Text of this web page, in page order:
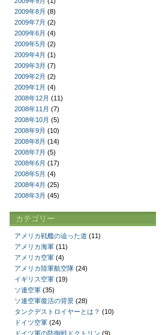
2009年8月 (8)
2009年7月 (2)
2009年6月 (4)
2009年5月 (2)
2009年4月 (1)
2009年3月 (7)
2009年2月 (2)
2009年1月 (4)
2008年12月 (11)
2008年11月 (7)
2008年10月 (5)
2008年9月 (10)
2008年8月 (14)
2008年7月 (5)
2008年6月 (17)
2008年5月 (4)
2008年4月 (25)
2008年3月 (45)
カテゴリー
アメリカ戦艦の辿った道 (11)
アメリカ海軍(11)
アメリカ空軍(4)
アメリカ陸軍航空隊(24)
イギリス空軍(19)
ソ連空軍(35)
ソ連空軍復活の背景(28)
タンクデストロイヤーとは？ (10)
ドイツ空軍(24)
ドイツ軍の防御戦ドクトリン (9)